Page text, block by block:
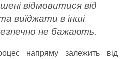
відмовитися від
виїджати в інші
не бажають.
напряму залежить від